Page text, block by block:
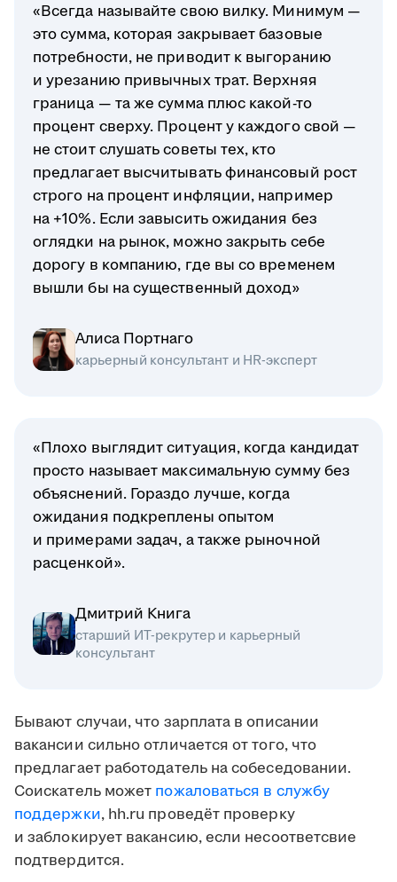
«Всегда называйте свою вилку. Минимум —
это сумма, которая закрывает базовые
потребности, не приводит к выгоранию
и урезанию привычных трат. Верхняя
граница — та же сумма плюс какой-то
процент сверху. Процент у каждого свой —
не стоит слушать советы тех, кто
предлагает высчитывать финансовый рост
строго на процент инфляции, например
на +10%. Если завысить ожидания без
оглядки на рынок, можно закрыть себе
дорогу в компанию, где вы со временем
вышли бы на существенный доход»
Алиса Портнаго
карьерный консультант и HR-эксперт
«Плохо выглядит ситуация, когда кандидат
просто называет максимальную сумму без
объяснений. Гораздо лучше, когда
ожидания подкреплены опытом
и примерами задач, а также рыночной
расценкой».
Дмитрий Книга
старший ИТ-рекрутер и карьерный
консультант
Бывают случаи, что зарплата в описании
вакансии сильно отличается от того, что
предлагает работодатель на собеседовании.
Соискатель может пожаловаться в службу
поддержки, hh.ru проведёт проверку
и заблокирует вакансию, если несоответсвие
подтвердится.